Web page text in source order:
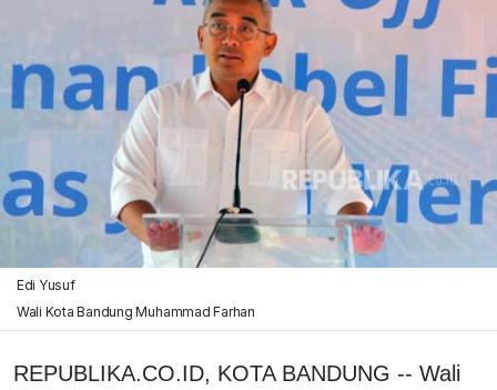
Edi Yusuf
Wali Kota Bandung Muhammad Farhan
REPUBLIKA.CO.ID, KOTA BANDUNG -- Wali